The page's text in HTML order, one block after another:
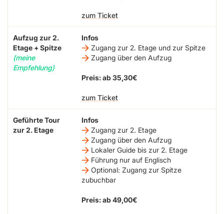
zum Ticket
Aufzug zur 2.
Etage + Spitze
(meine
Empfehlung)
Infos
Zugang zur 2. Etage und zur Spitze
Zugang über den Aufzug
Preis: ab 35,30€
zum Ticket
Geführte Tour
zur 2. Etage
Infos
Zugang zur 2. Etage
Zugang über den Aufzug
Lokaler Guide bis zur 2. Etage
Führung nur auf Englisch
Optional: Zugang zur Spitze
zubuchbar
Preis: ab 49,00€